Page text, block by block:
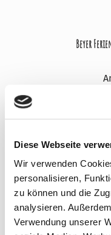
Diese Webseite
Wir verwenden
personalisieren,
zu können und die
analysieren.
Verwendung unserer
Beyer
Email: info@beyer-